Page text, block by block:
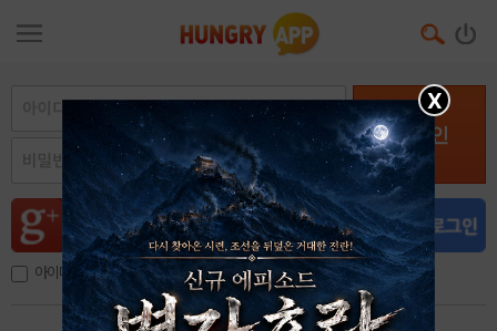
로그인
아이디, 이메일 저장
X